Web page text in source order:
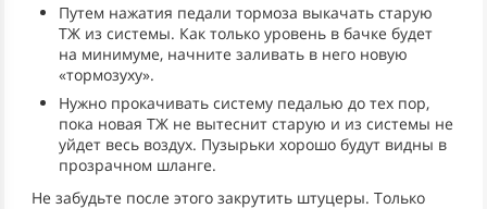
Путем нажатия педали тормоза выкачать старую
ТЖ из системы. Как только уровень в бачке будет
на минимуме, начните заливать в него новую
«тормозуху».
Нужно прокачивать систему педалью до тех пор,
пока новая ТЖ не вытеснит старую и из системы не
уйдет весь воздух. Пузырьки хорошо будут видны в
прозрачном шланге.
Не забудьте после этого закрутить штуцеры. Только